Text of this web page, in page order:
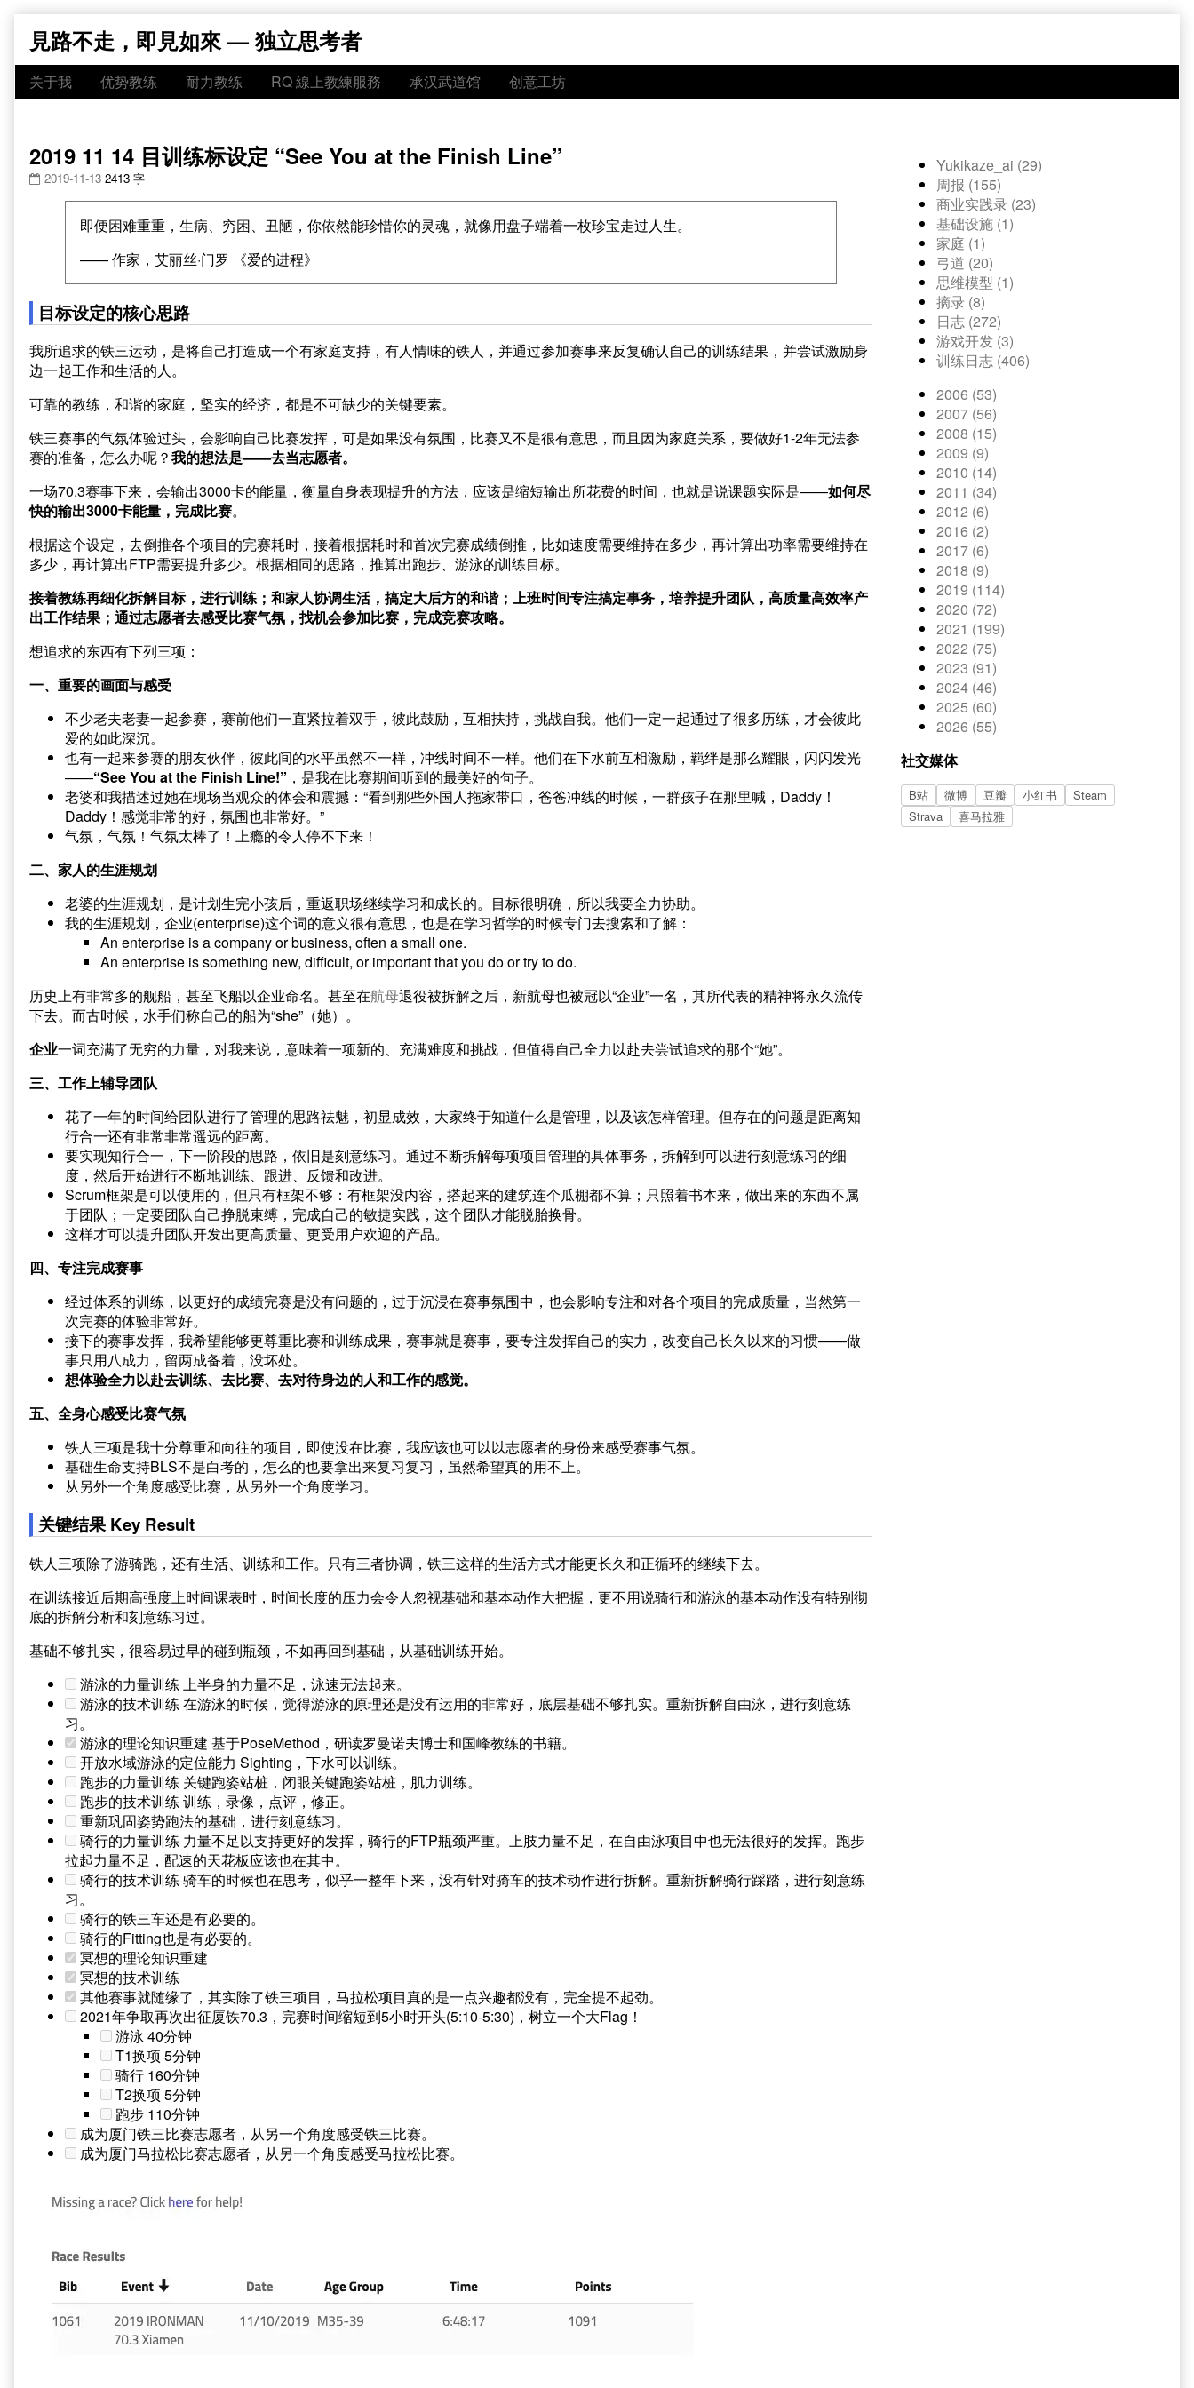
content
見路不走，即見如來 — 独立思考者
关于我 优势教练 耐力教练 RQ 線上教練服務 承汉武道馆 创意工坊
2019 11 14 目训练标设定 “See You at the Finish Line”
2019-11-13 2413 字
即便困难重重，生病、穷困、丑陋，你依然能珍惜你的灵魂，就像用盘子端着一枚珍宝走过人生。
—— 作家，艾丽丝·门罗 《爱的进程》
目标设定的核心思路
我所追求的铁三运动，是将自己打造成一个有家庭支持，有人情味的铁人，并通过参加赛事来反复确认自己的训练结果，并尝试激励身
边一起工作和生活的人。
可靠的教练，和谐的家庭，坚实的经济，都是不可缺少的关键要素。
铁三赛事的气氛体验过头，会影响自己比赛发挥，可是如果没有氛围，比赛又不是很有意思，而且因为家庭关系，要做好1-2年无法参
赛的准备，怎么办呢？我的想法是——去当志愿者。
一场70.3赛事下来，会输出3000卡的能量，衡量自身表现提升的方法，应该是缩短输出所花费的时间，也就是说课题实际是——如何尽
快的输出3000卡能量，完成比赛。
根据这个设定，去倒推各个项目的完赛耗时，接着根据耗时和首次完赛成绩倒推，比如速度需要维持在多少，再计算出功率需要维持在
多少，再计算出FTP需要提升多少。根据相同的思路，推算出跑步、游泳的训练目标。
接着教练再细化拆解目标，进行训练；和家人协调生活，搞定大后方的和谐；上班时间专注搞定事务，培养提升团队，高质量高效率产
出工作结果；通过志愿者去感受比赛气氛，找机会参加比赛，完成竞赛攻略。
想追求的东西有下列三项：
一、重要的画面与感受
不少老夫老妻一起参赛，赛前他们一直紧拉着双手，彼此鼓励，互相扶持，挑战自我。他们一定一起通过了很多历练，才会彼此
爱的如此深沉。
也有一起来参赛的朋友伙伴，彼此间的水平虽然不一样，冲线时间不一样。他们在下水前互相激励，羁绊是那么耀眼，闪闪发光
——“See You at the Finish Line!” ，是我在比赛期间听到的最美好的句子。
老婆和我描述过她在现场当观众的体会和震撼：“看到那些外国人拖家带口，爸爸冲线的时候，一群孩子在那里喊，Daddy！
Daddy！感觉非常的好，氛围也非常好。”
气氛，气氛！气氛太棒了！上瘾的令人停不下来！
二、家人的生涯规划
老婆的生涯规划，是计划生完小孩后，重返职场继续学习和成长的。目标很明确，所以我要全力协助。
我的生涯规划，企业(enterprise)这个词的意义很有意思，也是在学习哲学的时候专门去搜索和了解：
An enterprise is a company or business, often a small one.
An enterprise is something new, difficult, or important that you do or try to do.
历史上有非常多的舰船，甚至飞船以企业命名。甚至在航母退役被拆解之后，新航母也被冠以“企业”一名，其所代表的精神将永久流传
下去。而古时候，水手们称自己的船为“she”（她）。
企业一词充满了无穷的力量，对我来说，意味着一项新的、充满难度和挑战，但值得自己全力以赴去尝试追求的那个“她”。
三、工作上辅导团队
花了一年的时间给团队进行了管理的思路祛魅，初显成效，大家终于知道什么是管理，以及该怎样管理。但存在的问题是距离知
行合一还有非常非常遥远的距离。
要实现知行合一，下一阶段的思路，依旧是刻意练习。通过不断拆解每项项目管理的具体事务，拆解到可以进行刻意练习的细
度，然后开始进行不断地训练、跟进、反馈和改进。
Scrum框架是可以使用的，但只有框架不够：有框架没内容，搭起来的建筑连个瓜棚都不算；只照着书本来，做出来的东西不属
于团队；一定要团队自己挣脱束缚，完成自己的敏捷实践，这个团队才能脱胎换骨。
这样才可以提升团队开发出更高质量、更受用户欢迎的产品。
四、专注完成赛事
经过体系的训练，以更好的成绩完赛是没有问题的，过于沉浸在赛事氛围中，也会影响专注和对各个项目的完成质量，当然第一
次完赛的体验非常好。
接下的赛事发挥，我希望能够更尊重比赛和训练成果，赛事就是赛事，要专注发挥自己的实力，改变自己长久以来的习惯——做
事只用八成力，留两成备着，没坏处。
想体验全力以赴去训练、去比赛、去对待身边的人和工作的感觉。
五、全身心感受比赛气氛
铁人三项是我十分尊重和向往的项目，即使没在比赛，我应该也可以以志愿者的身份来感受赛事气氛。
基础生命支持BLS不是白考的，怎么的也要拿出来复习复习，虽然希望真的用不上。
从另外一个角度感受比赛，从另外一个角度学习。
关键结果 Key Result
铁人三项除了游骑跑，还有生活、训练和工作。只有三者协调，铁三这样的生活方式才能更长久和正循环的继续下去。
在训练接近后期高强度上时间课表时，时间长度的压力会令人忽视基础和基本动作大把握，更不用说骑行和游泳的基本动作没有特别彻
底的拆解分析和刻意练习过。
基础不够扎实，很容易过早的碰到瓶颈，不如再回到基础，从基础训练开始。
游泳的力量训练 上半身的力量不足，泳速无法起来。
游泳的技术训练 在游泳的时候，觉得游泳的原理还是没有运用的非常好，底层基础不够扎实。重新拆解自由泳，进行刻意练
习。
游泳的理论知识重建 基于PoseMethod，研读罗曼诺夫博士和国峰教练的书籍。
开放水域游泳的定位能力 Sighting，下水可以训练。
跑步的力量训练 关键跑姿站桩，闭眼关键跑姿站桩，肌力训练。
跑步的技术训练 训练，录像，点评，修正。
重新巩固姿势跑法的基础，进行刻意练习。
骑行的力量训练 力量不足以支持更好的发挥，骑行的FTP瓶颈严重。上肢力量不足，在自由泳项目中也无法很好的发挥。跑步
拉起力量不足，配速的天花板应该也在其中。
骑行的技术训练 骑车的时候也在思考，似乎一整年下来，没有针对骑车的技术动作进行拆解。重新拆解骑行踩踏，进行刻意练
习。
骑行的铁三车还是有必要的。
骑行的Fitting也是有必要的。
冥想的理论知识重建
冥想的技术训练
其他赛事就随缘了，其实除了铁三项目，马拉松项目真的是一点兴趣都没有，完全提不起劲。
2021年争取再次出征厦铁70.3，完赛时间缩短到5小时开头(5:10-5:30)，树立一个大Flag！
游泳 40分钟
T1换项 5分钟
骑行 160分钟
T2换项 5分钟
跑步 110分钟
成为厦门铁三比赛志愿者，从另一个角度感受铁三比赛。
成为厦门马拉松比赛志愿者，从另一个角度感受马拉松比赛。
Yukikaze_ai (29)
周报 (155)
商业实践录 (23)
基础设施 (1)
家庭 (1)
弓道 (20)
思维模型 (1)
摘录 (8)
日志 (272)
游戏开发 (3)
训练日志 (406)
2006 (53)
2007 (56)
2008 (15)
2009 (9)
2010 (14)
2011 (34)
2012 (6)
2016 (2)
2017 (6)
2018 (9)
2019 (114)
2020 (72)
2021 (199)
2022 (75)
2023 (91)
2024 (46)
2025 (60)
2026 (55)
社交媒体
B站 微博 豆瓣 小红书
Steam
Strava
喜马拉雅